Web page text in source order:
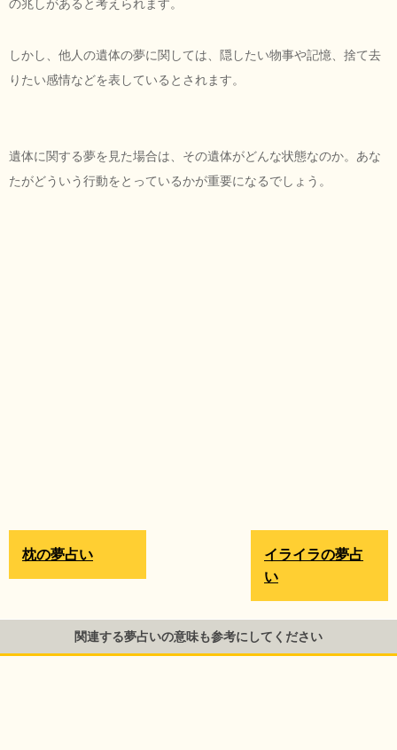
の兆しがあると考えられます。
しかし、他人の遺体の夢に関しては、隠したい物事や記憶、捨て去
りたい感情などを表しているとされます。
遺体に関する夢を見た場合は、その遺体がどんな状態なのか。あな
たがどういう行動をとっているかが重要になるでしょう。
イライラの夢占
い
枕の夢占い
関連する夢占いの意味も参考にしてください